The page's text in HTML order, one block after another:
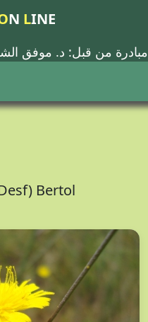
N LINE
مبادرة من قبل: د. موفق
Bertol